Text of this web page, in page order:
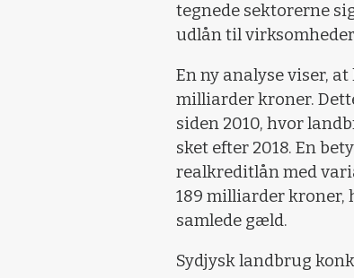
tegnede sektorerne
udlån til virksomheder
En ny analyse viser,
milliarder kroner.
siden 2010, hvor
sket efter 2018. En
realkreditlån med
189 milliarder kroner,
samlede gæld.
Sydjysk landbrug